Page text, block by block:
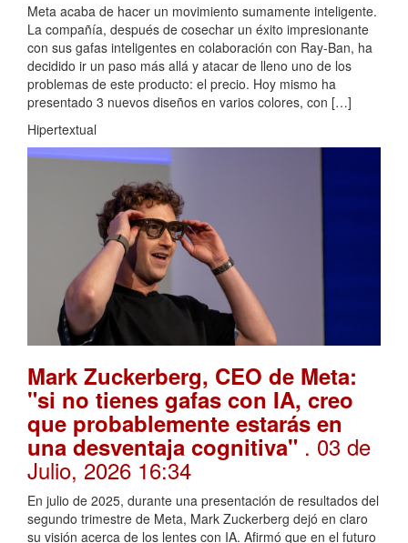
Meta acaba de hacer un movimiento sumamente inteligente.
La compañía, después de cosechar un éxito impresionante
con sus gafas inteligentes en colaboración con Ray-Ban, ha
decidido ir un paso más allá y atacar de lleno uno de los
problemas de este producto: el precio. Hoy mismo ha
presentado 3 nuevos diseños en varios colores, con […]
Hipertextual
Mark Zuckerberg, CEO de Meta:
"si no tienes gafas con IA, creo
que probablemente estarás en
una desventaja cognitiva" . 03 de
Julio, 2026 16:34
En julio de 2025, durante una presentación de resultados del
segundo trimestre de Meta, Mark Zuckerberg dejó en claro
su visión acerca de los lentes con IA. Afirmó que en el futuro